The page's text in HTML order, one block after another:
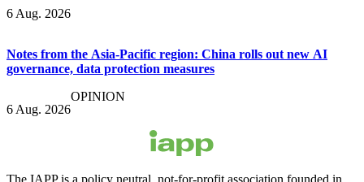
6 Aug. 2026
Notes from the Asia-Pacific region: China rolls out new AI
governance, data protection measures
6 Aug. 2026
OPINION